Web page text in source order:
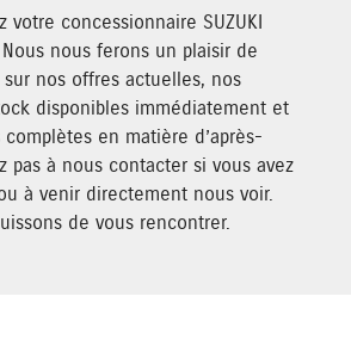
votre concessionnaire SUZUKI
nous ferons un plaisir de
nos offres actuelles, nos
disponibles immédiatement et
en matière d’après-
pas à nous contacter si vous avez
à venir directement nous voir.
de vous rencontrer.